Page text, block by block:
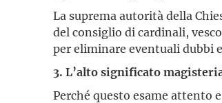
La suprema autorità della
del consiglio di cardinali,
per eliminare eventuali dubbi
3. L’alto significato
Perché questo esame attento